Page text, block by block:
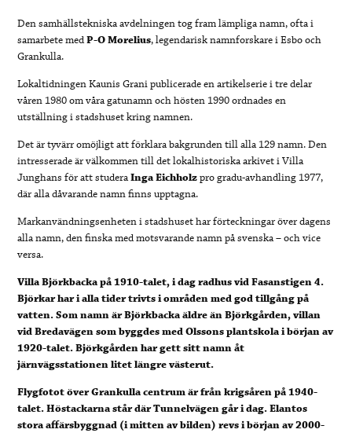
Den samhällstekniska avdelningen tog fram lämpliga namn, ofta i
samarbete medP-O Morelius, legendarisk namnforskare i Esbo och
Grankulla.
Lokaltidningen Kaunis Grani publicerade en artikelserie i tre delar
våren 1980 om våra gatunamn och hösten 1990 ordnades en
utställning i stadshuset kring namnen.
Det är tyvärr omöjligt att förklara bakgrunden till alla 129 namn. Den
intresserade är välkommen till det lokalhistoriska arkivet i Villa
Junghans för att studeraIngaEichholzpro gradu-avhandling 1977,
där alla dåvarande namn finns upptagna.
Markanvändningsenheten i stadshuset har förteckningar över dagens
alla namn, den finska med motsvarande namn på svenska – och vice
versa.
Villa Björkbacka på 1910-talet, i dag radhus vid Fasanstigen 4.
Björkar har i alla tider trivts i områden med god tillgång på
vatten. Som namn är Björkbacka äldre än Björkgården, villan
vid Bredavägen som byggdes med Olssons plantskola i början av
1920-talet. Björkgården har gett sitt namn åt
järnvägsstationen litet längre västerut.
Flygfotot över Grankulla centrum är från krigsåren på 1940-
talet. Höstackarna står där Tunnelvägen går i dag. Elantos
stora affärsbyggnad (i mitten av bilden) revs i början av 2000-